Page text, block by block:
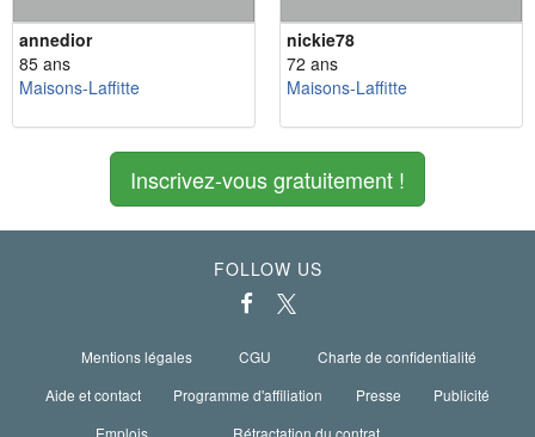
annedior
85 ans
Maisons-Laffitte
nickie78
72 ans
Maisons-Laffitte
Inscrivez-vous gratuitement !
FOLLOW US
Mentions légales CGU
Charte de confidentialité
Aide et contact
Programme d'affiliation Presse
Publicité
Emplois
Rétractation du contrat